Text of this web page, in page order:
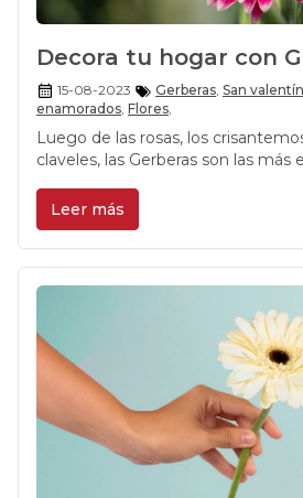
Decora tu hogar con
15-08-2023 Gerberas San valentín
enamorados Flores
Luego de las rosas, los
claveles, las Gerberas son las más
Leer más